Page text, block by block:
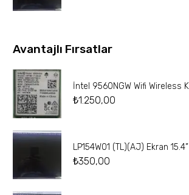
Avantajlı Fırsatlar
İntel 9560NGW Wifi Wireless
₺1.250,00
LP154W01 (TL)(AJ) Ekran
₺350,00